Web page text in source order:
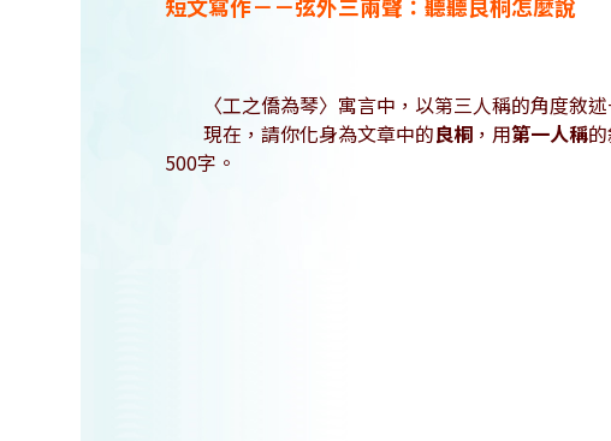
〈工之僑為琴〉寓言中，以第三人稱的角度敘述
現在，請你化身為文章中的良桐 ，用第一人稱
500字。